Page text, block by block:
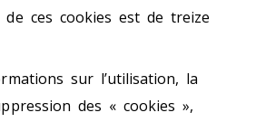
ces cookies est de treize
sur l’utilisation, la
des « cookies »,